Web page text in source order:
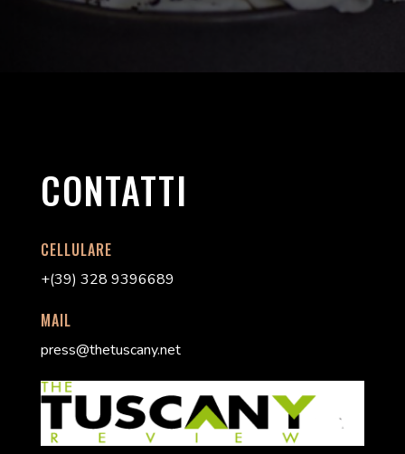
CONTATTI
CELLULARE
+(39) 328 9396689
MAIL
press@thetuscany.net